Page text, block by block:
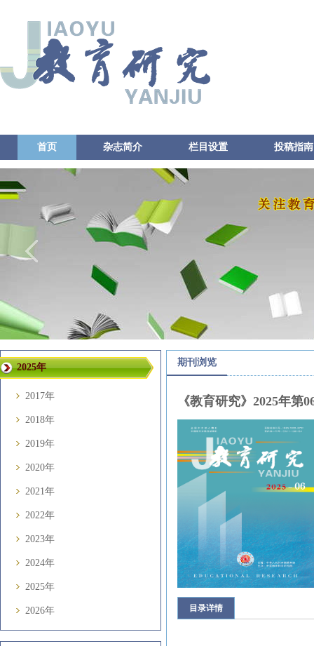
首页 杂志简介 栏目设置 投稿指南
2025年
2017年
2018年
2019年
2020年
2021年
2022年
2023年
2024年
2025年
2026年
期刊浏览
《教育研究》2025年第
目录详情